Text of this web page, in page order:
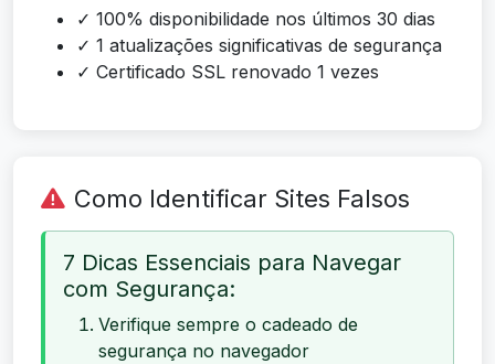
✓ 100% disponibilidade nos últimos 30 dias
✓ 1 atualizações significativas de segurança
✓ Certificado SSL renovado 1 vezes
Como Identificar Sites Falsos
7 Dicas Essenciais para Navegar
com Segurança:
Verifique sempre o cadeado de
segurança no navegador